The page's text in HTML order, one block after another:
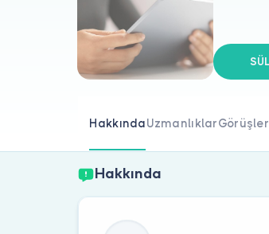
HakkındaUzmanlıklarGörüşler
Hakkında